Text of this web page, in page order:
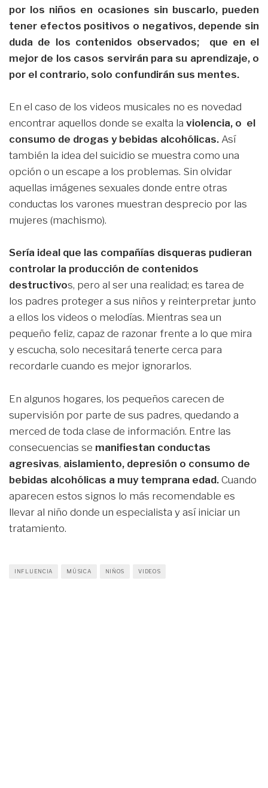
por los niños en ocasiones sin buscarlo, pueden
tener efectos positivos o negativos, depende sin
duda de los contenidos observados; que en el
mejor de los casos servirán para su aprendizaje, o
por el contrario, solo confundirán sus mentes.
En el caso de los videos musicales no es novedad
encontrar aquellos donde se exalta la violencia, o el
consumo de drogas y bebidas alcohólicas. Así
también la idea del suicidio se muestra como una
opción o un escape a los problemas. Sin olvidar
aquellas imágenes sexuales donde entre otras
conductas los varones muestran desprecio por las
mujeres (machismo).
Sería ideal que las compañías disqueras pudieran
controlar la producción de contenidos
destructivos, pero al ser una realidad; es tarea de
los padres proteger a sus niños y reinterpretar junto
a ellos los videos o melodías. Mientras sea un
pequeño feliz, capaz de razonar frente a lo que mira
y escucha, solo necesitará tenerte cerca para
recordarle cuando es mejor ignorarlos.
En algunos hogares, los pequeños carecen de
supervisión por parte de sus padres, quedando a
merced de toda clase de información. Entre las
consecuencias se manifiestan conductas
agresivas, aislamiento, depresión o consumo de
bebidas alcohólicas a muy temprana edad. Cuando
aparecen estos signos lo más recomendable es
llevar al niño donde un especialista y así iniciar un
tratamiento.
INFLUENCIA MÚSICA NIÑOS VIDEOS